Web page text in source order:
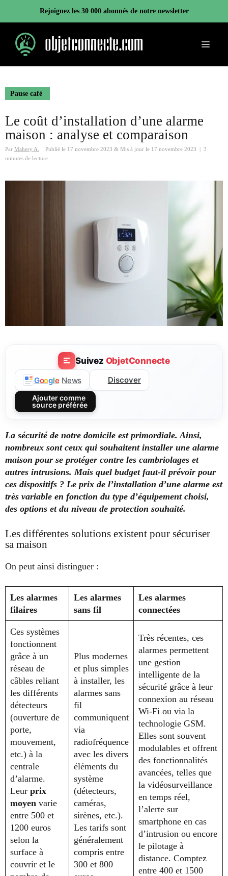
contenu
Rejoignez les 30 000 abonnés de notre newsletter
Menu
Pause café
Le coût d’installation d’une alarme
maison : analyse et comparaison
Par Mahery A. Publié le 17 novembre 2023 & Mis à jour le 17 novembre 2023
3
minutes de lecture
Suivez ObjetConnecte
Google News Discover
Ajouter comme
source préférée
La sécurité de notre domicile est primordiale. Ainsi,
nombreux sont ceux qui souhaitent installer une alarme
maison pour se protéger contre les cambriolages et
autres intrusions. Mais quel budget faut-il prévoir pour
ces dispositifs ? Le prix de l’installation d’une alarme est
très variable en fonction du type d’équipement choisi,
des options et du niveau de protection souhaité.
Les différentes solutions existent pour sécuriser
sa maison
On peut ainsi distinguer :
Les alarmes
filaires
Les alarmes
sans fil
Les alarmes
connectées
Ces systèmes
fonctionnent
grâce à un
réseau de
câbles reliant
les différents
détecteurs
(ouverture de
porte,
mouvement,
etc.) à la
centrale
d’alarme.
Leur prix
moyen varie
entre 500 et
1200 euros
selon la
surface à
couvrir et le
Plus modernes
et plus simples
à installer, les
alarmes sans
fil
communiquent
via
radiofréquence
avec les divers
éléments du
système
(détecteurs,
caméras,
sirènes, etc.).
Les tarifs sont
généralement
compris entre
300 et 800
Très récentes, ces
alarmes permettent
une gestion
intelligente de la
sécurité grâce à leur
connexion au réseau
Wi-Fi ou via la
technologie GSM.
Elles sont souvent
modulables et offrent
des fonctionnalités
avancées, telles que
la vidéosurveillance
en temps réel,
l’alerte sur
smartphone en cas
d’intrusion ou encore
le pilotage à
distance. Comptez
entre 400 et 1500